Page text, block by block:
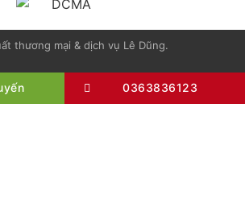
thương mại & dịch vụ Lê Dũng.
0363836123